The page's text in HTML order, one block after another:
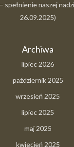
spełnienie naszej
26.09.2025)
Archiwa
lipiec 2026
październik 2025
wrzesień 2025
lipiec 2025
maj 2025
kwiecień 2025